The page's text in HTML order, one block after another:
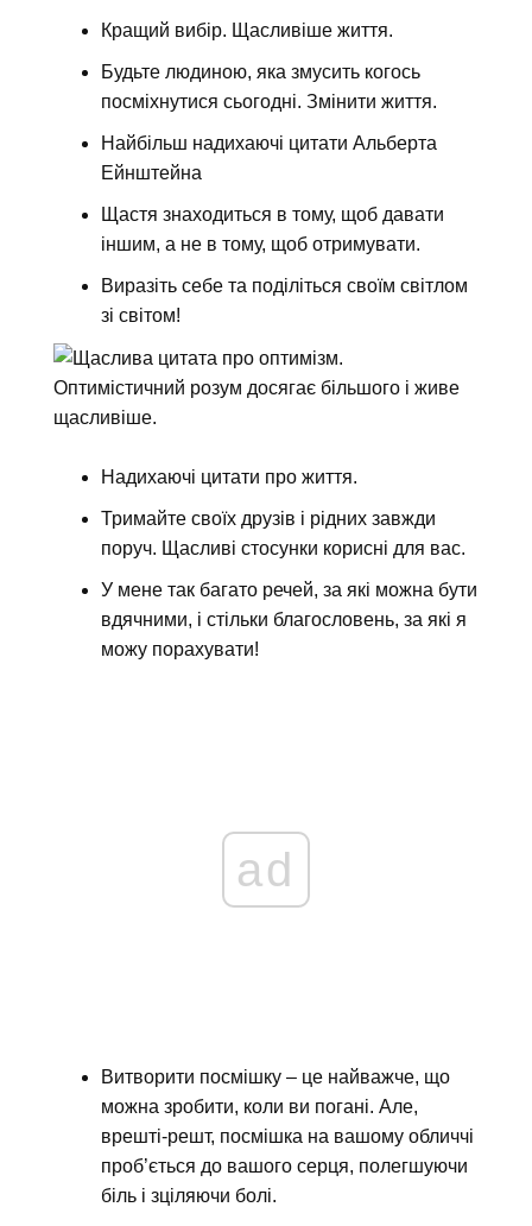
Кращий вибір. Щасливіше життя.
Будьте людиною, яка змусить когось
посміхнутися сьогодні. Змінити життя.
Найбільш надихаючі цитати Альберта
Ейнштейна
Щастя знаходиться в тому, щоб давати
іншим, а не в тому, щоб отримувати.
Виразіть себе та поділіться своїм світлом
зі світом!
Оптимістичний розум досягає більшого і живе
щасливіше.
Надихаючі цитати про життя.
Тримайте своїх друзів і рідних завжди
поруч. Щасливі стосунки корисні для вас.
У мене так багато речей, за які можна бути
вдячними, і стільки благословень, за які я
можу порахувати!
ad
Витворити посмішку – це найважче, що
можна зробити, коли ви погані. Але,
врешті-решт, посмішка на вашому обличчі
проб’ється до вашого серця, полегшуючи
біль і зціляючи болі.